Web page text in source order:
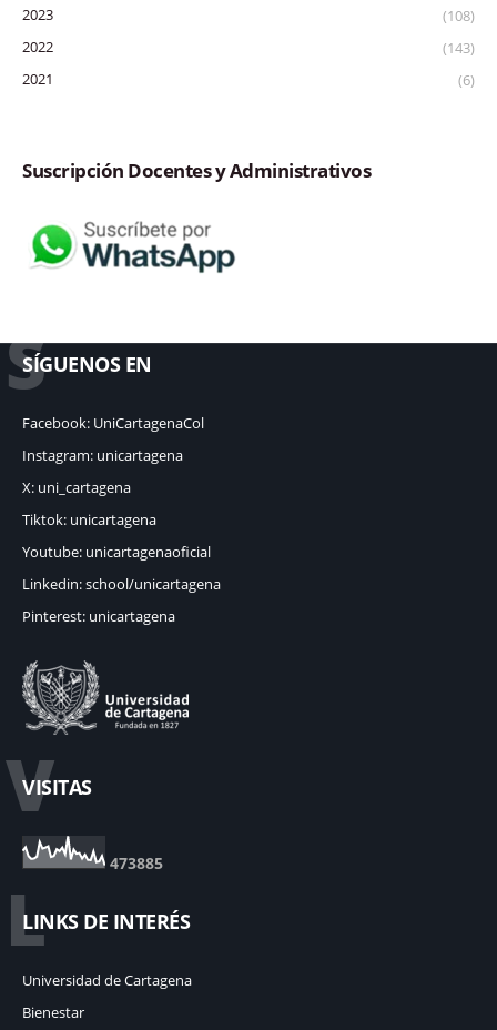
2023
(108)
2022
(143)
2021
(6)
Suscripción Docentes y Administrativos
S
SÍGUENOS EN
Facebook: UniCartagenaCol
Instagram: unicartagena
X: uni_cartagena
Tiktok: unicartagena
Youtube: unicartagenaoficial
Linkedin: school/unicartagena
Pinterest: unicartagena
V
VISITAS
473885
L
LINKS DE INTERÉS
Universidad de Cartagena
Bienestar